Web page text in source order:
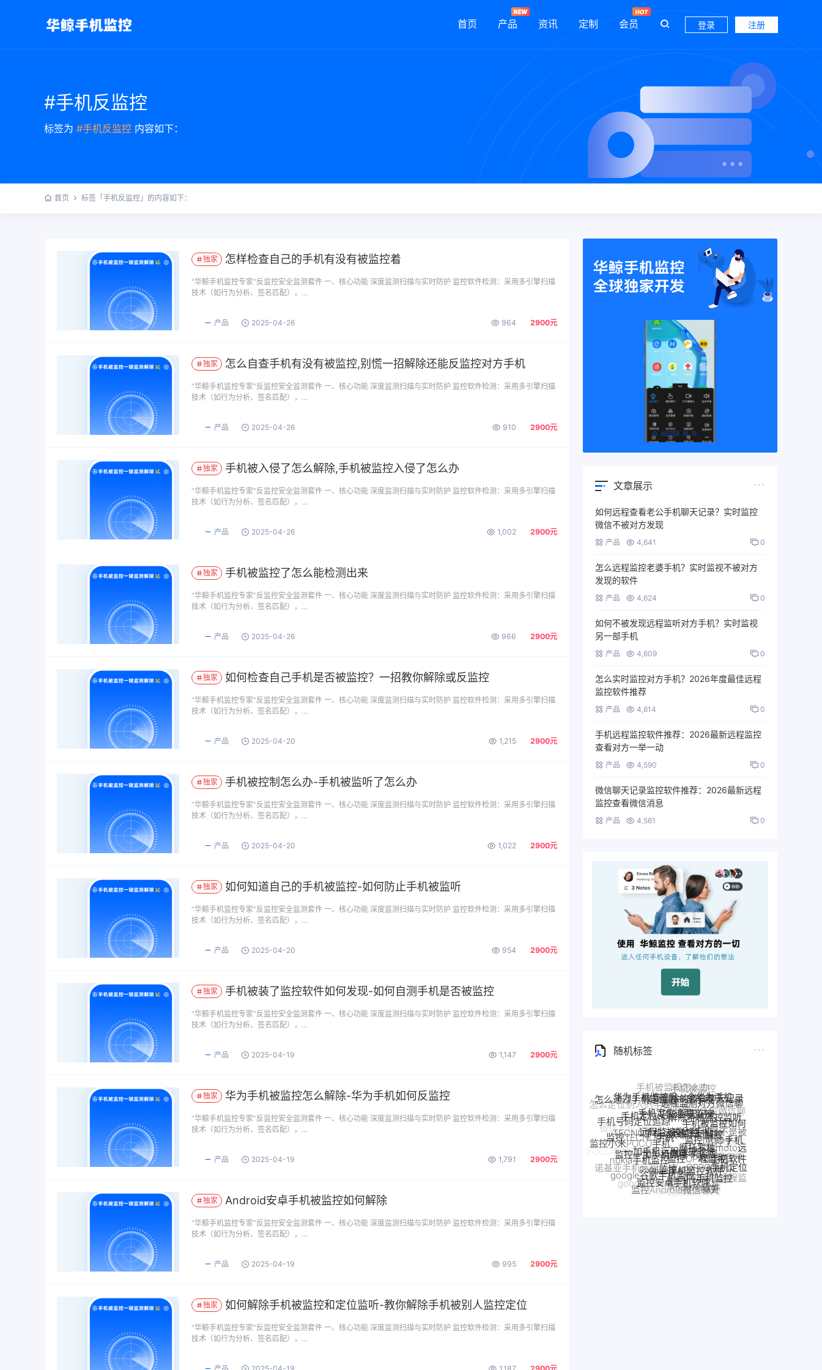
首页 产品 资讯 定制 会员 登录 注册
#手机反监控
标签为 #手机反监控 内容如下：
首页 标签「手机反监控」的内容如下：
独家 怎样检查自己的手机有没有被监控着
​“华鲸手机监控专家”反监控安全监测套件 一、核心功能 ​深度监测扫描与实时防护 监控软件检测：采用多引擎扫描
技术（如行为分析、签名匹配），…
产品 2025-04-26 964 2900元
独家 怎么自查手机有没有被监控,别慌一招解除还能反监控对方手机
​“华鲸手机监控专家”反监控安全监测套件 一、核心功能 ​深度监测扫描与实时防护 监控软件检测：采用多引擎扫描
技术（如行为分析、签名匹配），…
产品 2025-04-26 910 2900元
独家 手机被入侵了怎么解除,手机被监控入侵了怎么办
​“华鲸手机监控专家”反监控安全监测套件 一、核心功能 ​深度监测扫描与实时防护 监控软件检测：采用多引擎扫描
技术（如行为分析、签名匹配），…
产品 2025-04-26 1,002 2900元
独家 手机被监控了怎么能检测出来
​“华鲸手机监控专家”反监控安全监测套件 一、核心功能 ​深度监测扫描与实时防护 监控软件检测：采用多引擎扫描
技术（如行为分析、签名匹配），…
产品 2025-04-26 966 2900元
独家 如何检查自己手机是否被监控？一招教你解除或反监控
​“华鲸手机监控专家”反监控安全监测套件 一、核心功能 ​深度监测扫描与实时防护 监控软件检测：采用多引擎扫描
技术（如行为分析、签名匹配），…
产品 2025-04-20 1,215 2900元
独家 手机被控制怎么办-手机被监听了怎么办
​“华鲸手机监控专家”反监控安全监测套件 一、核心功能 ​深度监测扫描与实时防护 监控软件检测：采用多引擎扫描
技术（如行为分析、签名匹配），…
产品 2025-04-20 1,022 2900元
独家 如何知道自己的手机被监控-如何防止手机被监听
​“华鲸手机监控专家”反监控安全监测套件 一、核心功能 ​深度监测扫描与实时防护 监控软件检测：采用多引擎扫描
技术（如行为分析、签名匹配），…
产品 2025-04-20 954 2900元
独家 手机被装了监控软件如何发现-如何自测手机是否被监控
​“华鲸手机监控专家”反监控安全监测套件 一、核心功能 ​深度监测扫描与实时防护 监控软件检测：采用多引擎扫描
技术（如行为分析、签名匹配），…
产品 2025-04-19 1,147 2900元
独家 华为手机被监控怎么解除-华为手机如何反监控
​“华鲸手机监控专家”反监控安全监测套件 一、核心功能 ​深度监测扫描与实时防护 监控软件检测：采用多引擎扫描
技术（如行为分析、签名匹配），…
产品 2025-04-19 1,791 2900元
独家 Android安卓手机被监控如何解除
​“华鲸手机监控专家”反监控安全监测套件 一、核心功能 ​深度监测扫描与实时防护 监控软件检测：采用多引擎扫描
技术（如行为分析、签名匹配），…
产品 2025-04-19 995 2900元
独家 如何解除手机被监控和定位监听-教你解除手机被别人监控定位
​“华鲸手机监控专家”反监控安全监测套件 一、核心功能 ​深度监测扫描与实时防护 监控软件检测：采用多引擎扫描
技术（如行为分析、签名匹配），…
文章展示
如何远程查看老公手机聊天记录？实时监控
微信不被对方发现
产品 4,641 0
怎么远程监控老婆手机？实时监视不被对方
发现的软件
产品 4,624 0
如何不被发现远程监听对方手机？实时监视
另一部手机
产品 4,609 0
怎么实时监控对方手机？2026年度最佳远程
监控软件推荐
产品 4,614 0
手机远程监控软件推荐：2026最新远程监控
查看对方一举一动
产品 4,590 0
微信聊天记录监控软件推荐：2026最新远程
监控查看微信消息
产品 4,561 0
随机标签
怎么通过手机定位另一部手机
华为手机监控另一个华为手机
恢复删除的微信聊天记录
远程监测对方微信聊
天记录
手机号码定位追踪
手机定位app
手机定位追踪
华鲸手机监控
解除手机监控监听
手机被监控如何
解除
手机是不是被
监控了
手机被别人监控
了怎么解除
POCO手机远程监控
监控小米POCO手机
监控TECNO手机
TECNO手机远程监控
远程监控联想手机
联想手机监控
监控moto手机
摩托罗拉moto远
程监控
监控真我手
机软件
真我手机远程监控
别人手机
realme手机监控
怎么远程监控中兴手机
中兴myos手机监控
魅族手机怎么远程监控另一台手机
魅族手机监控
诺基亚手机远程监控
nokia手机监控
监控一加手机微信
一加手机远程监控软件
一加手机监控
监控OPPO手机软件
OPPO手机定位
OPPO手机远程监
控
手机窃听
VIVO远程监控软件
VIVO手机监控
google Pixel监控
google谷歌手机监控
Pixel监控APP
Pixel手机监控软件
google手机监控
Android软件
监控Android微信聊天
监控安卓手机软件